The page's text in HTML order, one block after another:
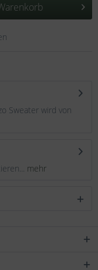
Sweater wird von
mehr